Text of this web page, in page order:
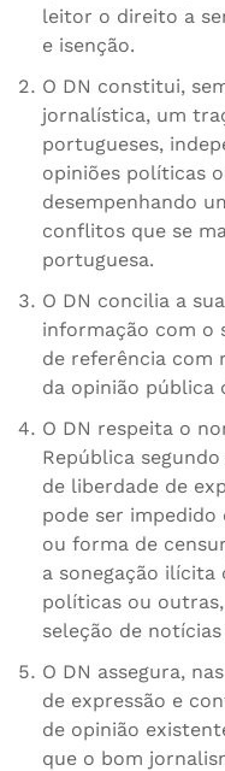
leitor o direito a
e isenção.
O DN constitui,
jornalística, um
portugueses,
opiniões políticas
desempenhando
conflitos que se
portuguesa.
O DN concilia a
informação com o
de referência com
da opinião pública
O DN respeita o
República
de liberdade de
pode ser
ou forma de
a sonegação ilícita
políticas ou
seleção de
O DN assegura,
de expressão e
de opinião
que o bom